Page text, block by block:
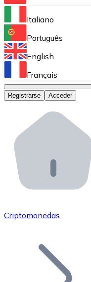
Bitnovo Ramp
Integra nuestra
Bitnovo Giftcards
Bitnovo OTC
Bitnovo ATM
Integra un ATM
Bitnovo API
Integra nuestra
Únete a nuestra
Añade tu
Italiano
Português
English
Français
Registrarse Acceder
Criptomonedas